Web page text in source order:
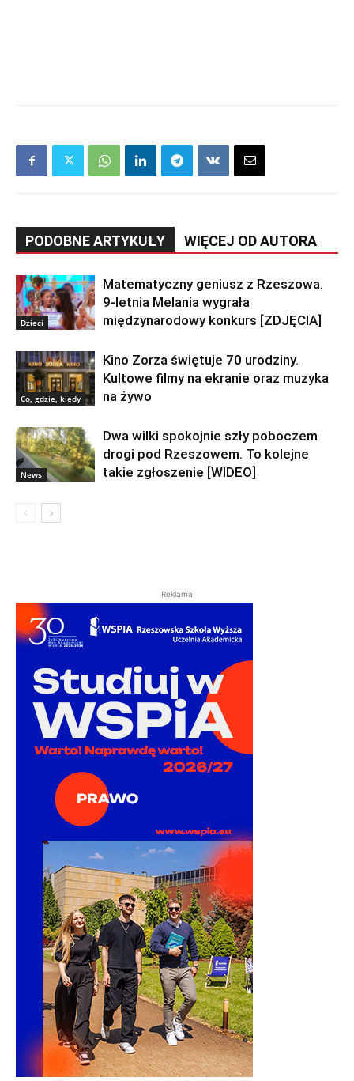
PODOBNE ARTYKUŁY WIĘCEJ OD AUTORA
Dzieci
Matematyczny geniusz z Rzeszowa.
9-letnia Melania wygrała
międzynarodowy konkurs [ZDJĘCIA]
Co, gdzie, kiedy
Kino Zorza świętuje 70 urodziny.
Kultowe filmy na ekranie oraz muzyka
na żywo
News
Dwa wilki spokojnie szły poboczem
drogi pod Rzeszowem. To kolejne
takie zgłoszenie [WIDEO]
Reklama